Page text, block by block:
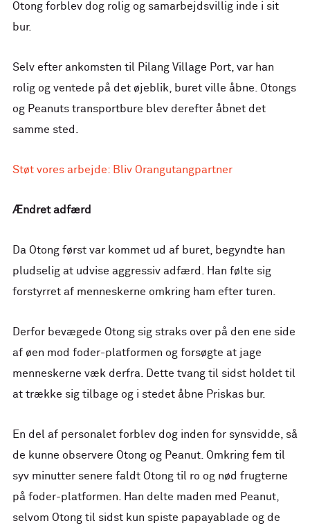
Otong forblev dog rolig og samarbejdsvillig inde i sit
bur.
Selv efter ankomsten til Pilang Village Port, var han
rolig og ventede på det øjeblik, buret ville åbne. Otongs
og Peanuts transportbure blev derefter åbnet det
samme sted.
Støt vores arbejde: Bliv Orangutangpartner
Ændret adfærd
Da Otong først var kommet ud af buret, begyndte han
pludselig at udvise aggressiv adfærd. Han følte sig
forstyrret af menneskerne omkring ham efter turen.
Derfor bevægede Otong sig straks over på den ene side
af øen mod foder-platformen og forsøgte at jage
menneskerne væk derfra. Dette tvang til sidst holdet til
at trække sig tilbage og i stedet åbne Priskas bur.
En del af personalet forblev dog inden for synsvidde, så
de kunne observere Otong og Peanut. Omkring fem til
syv minutter senere faldt Otong til ro og nød frugterne
på foder-platformen. Han delte maden med Peanut,
selvom Otong til sidst kun spiste papayablade og de